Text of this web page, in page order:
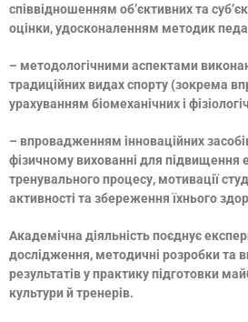
співвідношенням об’єктивних та
оцінки, удосконаленням методик
– методологічними аспектами
традиційних видах спорту (зокрема
урахуванням біомеханічних і
– впровадженням інноваційних
фізичному вихованні для підвищення
тренувального процесу, мотивації
активності та збереження їхнього
Академічна діяльність поєднує
дослідження, методичні розробки та
результатів у практику підготовки
культури й тренерів.